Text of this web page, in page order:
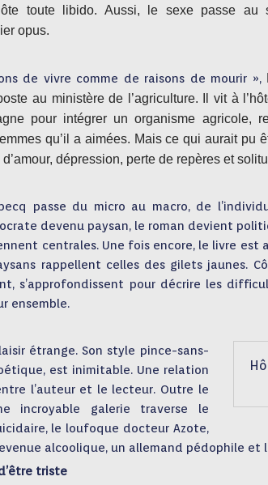
ôte toute libido. Aussi, le sexe passe au
opus.
de vivre comme de raisons de mourir »,
au ministère de l’agriculture. Il vit à
pour intégrer un organisme
qu’il a aimées. Mais ce qui aurait pu
dépression, perte de repères et
passe du micro au macro, de
devenu paysan, le roman devient
centrales. Une fois encore, le livre
rappellent celles des gilets jaunes.
s’approfondissent pour décrire les
ensemble.
étrange. Son style pince-sans-
est inimitable. Une relation
l’auteur et le lecteur. Outre le
incroyable galerie traverse le
le loufoque docteur Azote,
alcoolique, un allemand pédophile et
triste